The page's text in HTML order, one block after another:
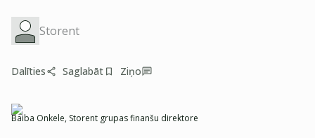
Storent
Dalīties Saglabāt Ziņo
Baiba Onkele, Storent grupas finanšu direktore